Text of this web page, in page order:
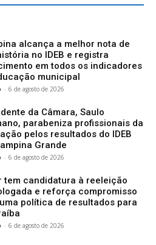
alcança a melhor nota de
no IDEB e registra
em todos os indicadores
municipal
- 6 de agosto de 2026
da Câmara, Saulo
parabeniza profissionais da
pelos resultados do IDEB
Grande
- 6 de agosto de 2026
tem candidatura à reeleição
e reforça compromisso
política de resultados para
- 6 de agosto de 2026